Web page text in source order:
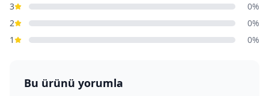
3
0%
2
0%
1
0%
Bu ürünü yorumla